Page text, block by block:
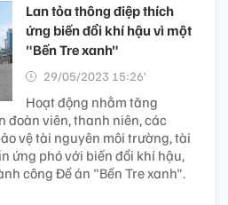
Lan tỏa thông điệp thích
ứng biến đổi khí hậu vì một
"Bến Tre xanh"
29/05/2023 15:26’
Hoạt động nhằm tăng
đoàn viên, thanh niên, các
vệ tài nguyên môi trường, tài
ứng phó với biến đổi khí hậu,
công Đề án "Bến Tre xanh".